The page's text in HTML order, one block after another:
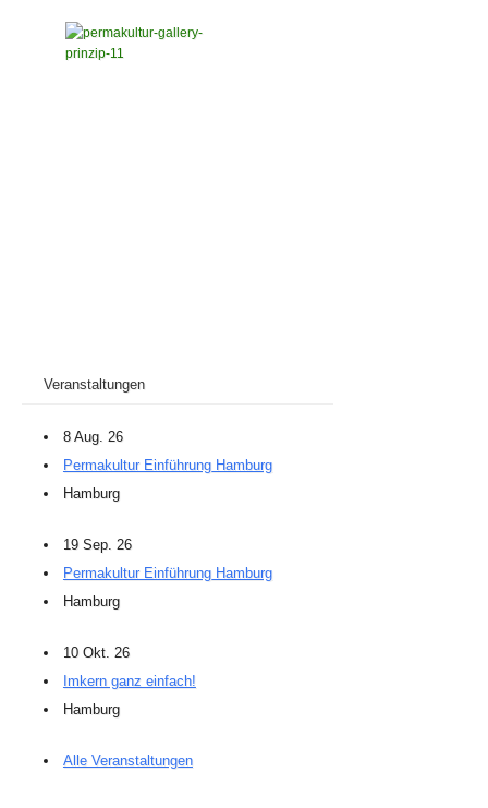
Veranstaltungen
8 Aug. 26
Permakultur Einführung Hamburg
Hamburg
19 Sep. 26
Permakultur Einführung Hamburg
Hamburg
10 Okt. 26
Imkern ganz einfach!
Hamburg
Alle Veranstaltungen